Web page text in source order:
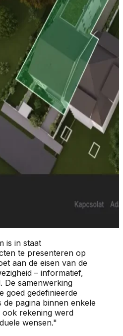
is in staat
te presenteren op
aan de eisen van de
– informatief,
De samenwerking
goed gedefinieerde
de pagina binnen enkele
ook rekening werd
wensen."